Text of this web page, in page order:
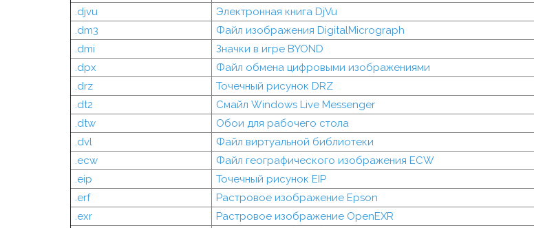
.djvu
Электронная книга DjVu
.dm3
Файл изображения DigitalMicrograph
.dmi
Значки в игре BYOND
.dpx
Файл обмена цифровыми изображениями
.drz
Точечный рисунок DRZ
.dt2
Смайл Windows Live Messenger
.dtw
Обои для рабочего стола
.dvl
Файл виртуальной библиотеки
.ecw
Файл географического изображения ECW
.eip
Точечный рисунок EIP
.erf
Растровое изображение Epson
.exr
Растровое изображение OpenEXR